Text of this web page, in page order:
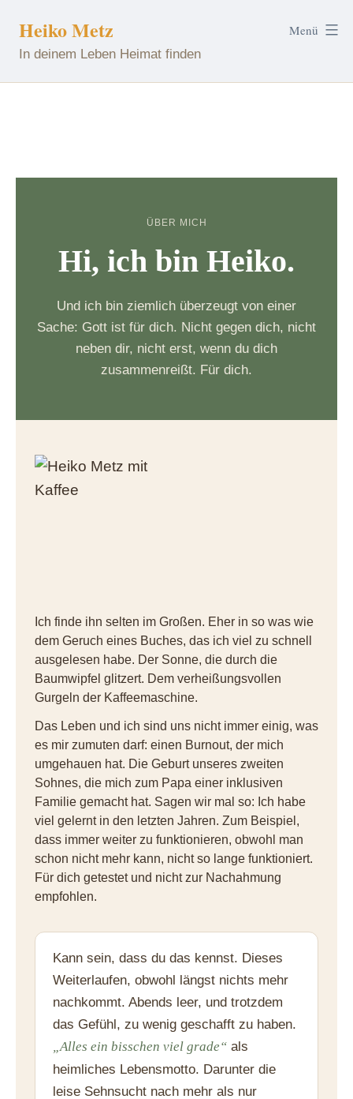
Inhalt
springen
Heiko Metz
In deinem Leben Heimat finden
Menü
ÜBER MICH
Hi, ich bin Heiko.
Und ich bin ziemlich überzeugt von einer
Sache: Gott ist für dich. Nicht gegen dich, nicht
neben dir, nicht erst, wenn du dich
zusammenreißt. Für dich.
Ich finde ihn selten im Großen. Eher in so was wie
dem Geruch eines Buches, das ich viel zu schnell
ausgelesen habe. Der Sonne, die durch die
Baumwipfel glitzert. Dem verheißungsvollen
Gurgeln der Kaffeemaschine.
Das Leben und ich sind uns nicht immer einig, was
es mir zumuten darf: einen Burnout, der mich
umgehauen hat. Die Geburt unseres zweiten
Sohnes, die mich zum Papa einer inklusiven
Familie gemacht hat. Sagen wir mal so: Ich habe
viel gelernt in den letzten Jahren. Zum Beispiel,
dass immer weiter zu funktionieren, obwohl man
schon nicht mehr kann, nicht so lange funktioniert.
Für dich getestet und nicht zur Nachahmung
empfohlen.
Kann sein, dass du das kennst. Dieses
Weiterlaufen, obwohl längst nichts mehr
nachkommt. Abends leer, und trotzdem
das Gefühl, zu wenig geschafft zu haben.
„Alles ein bisschen viel grade“ als
heimliches Lebensmotto. Darunter die
leise Sehnsucht nach mehr als nur